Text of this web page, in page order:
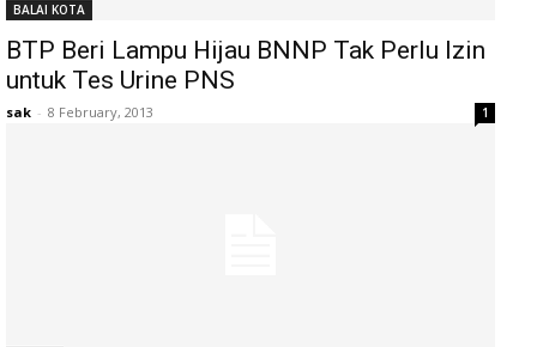
BALAI KOTA
BTP Beri Lampu Hijau BNNP Tak Perlu Izin
untuk Tes Urine PNS
sak - 8 February, 2013 1